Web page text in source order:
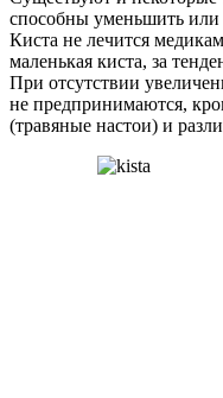
способны уменьшить или
Киста не лечится
маленькая киста, за
При отсутствии
не предпринимаются,
(травяные настои) и